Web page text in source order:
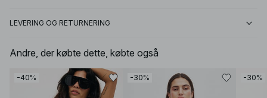
LEVERING OG RETURNERING
Andre, der købte dette, købte også
-40% -30% -30%